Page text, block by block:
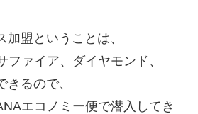
加盟ということは、
ファイア、ダイヤモンド、
るので、
エコノミー便で潜入してき